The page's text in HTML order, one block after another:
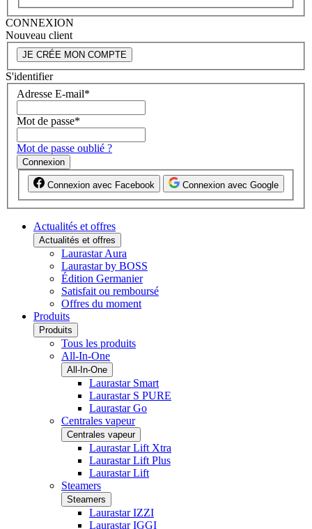
CONNEXION
Nouveau client
JE CRÉE MON COMPTE
S'identifier
Adresse E-mail*
Mot de passe*
Mot de passe oublié ?
Connexion
Connexion avec Facebook Connexion avec Google
Actualités et offres
Actualités et offres
Laurastar Aura
Laurastar by BOSS
Édition Germanier
Satisfait ou remboursé
Offres du moment
Produits
Produits
Tous les produits
All-In-One
All-In-One
Laurastar Smart
Laurastar S PURE
Laurastar Go
Centrales vapeur
Centrales vapeur
Laurastar Lift Xtra
Laurastar Lift Plus
Laurastar Lift
Steamers
Steamers
Laurastar IZZI
Laurastar IGGI